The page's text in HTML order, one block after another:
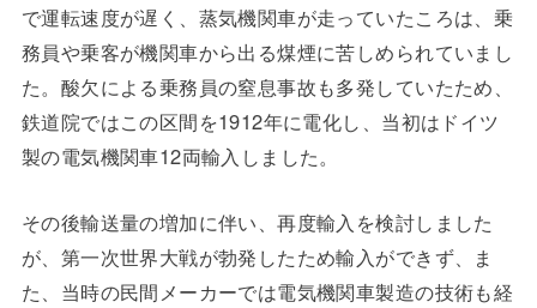
で運転速度が遅く、蒸気機関車が走っていたころは、乗
務員や乗客が機関車から出る煤煙に苦しめられていまし
た。酸欠による乗務員の窒息事故も多発していたため、
鉄道院ではこの区間を1912年に電化し、当初はドイツ
製の電気機関車12両輸入しました。
その後輸送量の増加に伴い、再度輸入を検討しました
が、第一次世界大戦が勃発したため輸入ができず、ま
た、当時の民間メーカーでは電気機関車製造の技術も経